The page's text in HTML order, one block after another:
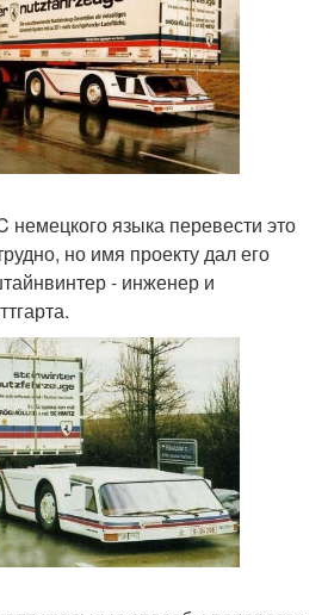
немецкого языка перевести это
но имя проекту дал его
- инженер и